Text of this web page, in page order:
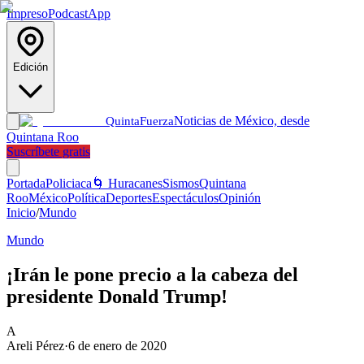
ImpresoPodcastApp
Edición
QuintaFuerzaNoticias de México, desde
Quintana Roo
Suscríbete gratis
PortadaPoliciaca 🌀 HuracanesSismosQuintana
RooMéxicoPolíticaDeportesEspectáculosOpinión
Inicio/Mundo
Mundo
¡Irán le pone precio a la cabeza del
presidente Donald Trump!
A
Areli Pérez·6 de enero de 2020